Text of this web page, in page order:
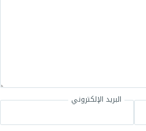
البريد الإلكتروني